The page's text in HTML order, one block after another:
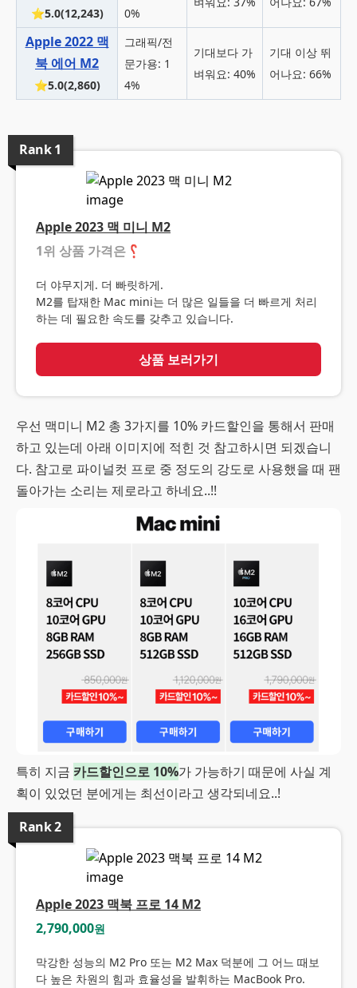
⭐5.0(12,243)
0%
Apple 2022 맥
북 에어 M2
⭐5.0(2,860)
그래픽/전
문가용: 1
4%
기대보다 가
벼워요: 40%
기대 이상 뛰
어나요: 66%
Rank1
Apple 2023 맥 미니 M2
1위 상품 가격은 ❓
더 야무지게. 더 빠릿하게.
M2를 탑재한 Mac mini는 더 많은 일들을 더 빠르게 처리
하는 데 필요한 속도를 갖추고 있습니다.
상품 보러가기
우선 맥미니 M2 총 3가지를 10% 카드할인을 통해서 판매
하고 있는데 아래 이미지에 적힌 것 참고하시면 되겠습니
다. 참고로 파이널컷 프로 중 정도의 강도로 사용했을 때 팬
돌아가는 소리는 제로라고 하네요..!!
특히 지금 카드할인으로 10%가 가능하기 때문에 사실 계
획이 있었던 분에게는 최선이라고 생각되네요..!
Rank2
Apple 2023 맥북 프로 14 M2
2,790,000원
막강한 성능의 M2 Pro 또는 M2 Max 덕분에 그 어느 때보
다 높은 차원의 힘과 효율성을 발휘하는 MacBook Pro.